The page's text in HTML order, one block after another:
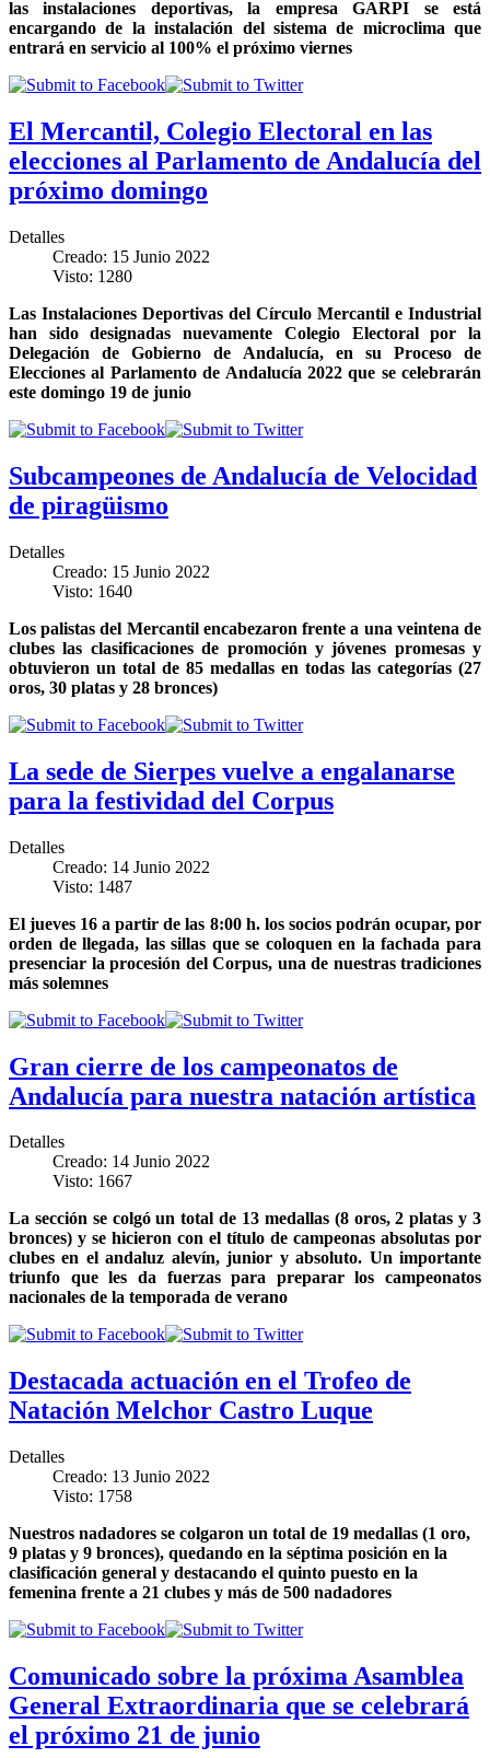
las instalaciones deportivas, la empresa GARPI se está
encargando de la instalación del sistema de microclima que
entrará en servicio al 100% el próximo viernes
El Mercantil, Colegio Electoral en las
elecciones al Parlamento de Andalucía del
próximo domingo
Detalles
Creado: 15 Junio 2022
Visto: 1280
Las Instalaciones Deportivas del Círculo Mercantil e Industrial
han sido designadas nuevamente Colegio Electoral por la
Delegación de Gobierno de Andalucía, en su Proceso de
Elecciones al Parlamento de Andalucía 2022 que se celebrarán
este domingo 19 de junio
Subcampeones de Andalucía de Velocidad
de piragüismo
Detalles
Creado: 15 Junio 2022
Visto: 1640
Los palistas del Mercantil encabezaron frente a una veintena de
clubeslas clasificaciones de promoción y jóvenes promesas y
obtuvieron un total de 85 medallas en todas las categorías (27
oros, 30 platas y 28 bronces)
La sede de Sierpes vuelve a engalanarse
para la festividad del Corpus
Detalles
Creado: 14 Junio 2022
Visto: 1487
El jueves 16 a partir de las 8:00 h. los socios podrán ocupar, por
orden de llegada, las sillas que se coloquen en la fachada para
presenciar la procesión del Corpus, una de nuestras tradiciones
más solemnes
Gran cierre de los campeonatos de
Andalucía para nuestra natación artística
Detalles
Creado: 14 Junio 2022
Visto: 1667
La sección se colgó un total de 13 medallas (8 oros, 2 platas y 3
bronces) y se hicieron con el título de campeonas absolutas por
clubes en el andaluz alevín, junior y absoluto. Un importante
triunfo que les da fuerzas para preparar los campeonatos
nacionales de la temporada de verano
Destacada actuación en el Trofeo de
Natación Melchor Castro Luque
Detalles
Creado: 13 Junio 2022
Visto: 1758
Nuestros nadadores se colgaron un total de 19 medallas (1 oro,
9 platas y 9 bronces), quedando en la séptima posición en la
clasificación general y destacando el quinto puesto en la
femenina frente a 21 clubes y más de 500 nadadores
Comunicado sobre la próxima Asamblea
General Extraordinaria que se celebrará
el próximo 21 de junio